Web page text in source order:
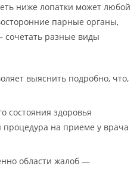
ниже лопатки может любой
парные органы,
разные виды
выяснить подробно, что,
состояния здоровья
на приеме у врача
области жалоб —